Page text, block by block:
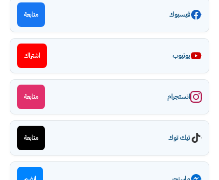
فيسبوك متابعة
يوتيوب اشتراك
انستجرام متابعة
تيك توك متابعة